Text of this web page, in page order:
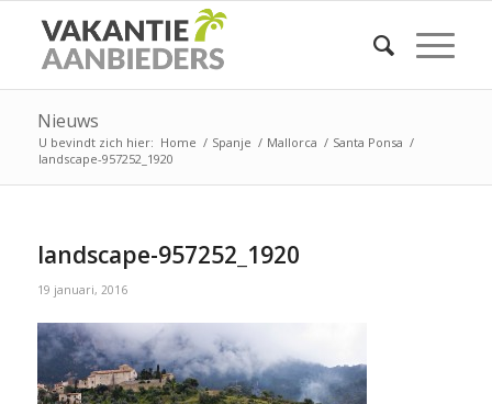
Nieuws
U bevindt zich hier: Home / Spanje / Mallorca / Santa Ponsa /
landscape-957252_1920
landscape-957252_1920
19 januari, 2016